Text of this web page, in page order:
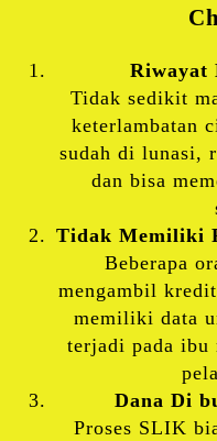
Riwayat
Tidak sedikit
keterlambatan
sudah di lunasi,
dan bisa
Tidak Memiliki
Beberapa
mengambil
memiliki data
terjadi pada ibu
Dana Di
Proses SLIK